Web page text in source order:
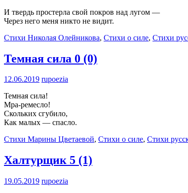
И твердь простерла свой покров над лугом —
Через него меня никто не видит.
Стихи Николая Олейникова, Стихи о силе, Стихи
Темная сила 0 (0)
12.06.2019 rupoezia
Темная сила!
Мра-ремесло!
Скольких сгубило,
Как малых — спасло.
Стихи Марины Цветаевой, Стихи о силе, Стихи
Халтурщик 5 (1)
19.05.2019 rupoezia